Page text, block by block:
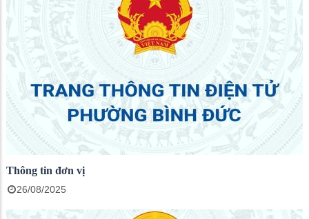
Thông tin đơn vị
26/08/2025